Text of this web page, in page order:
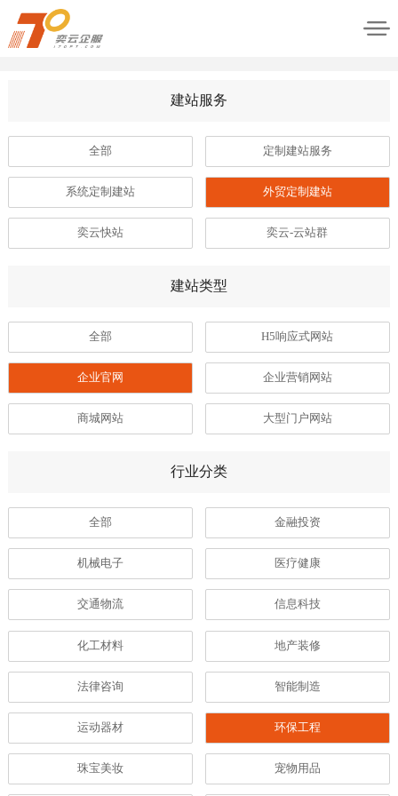
建站服务
全部 定制建站服务
系统定制建站 外贸定制建站
奕云快站 奕云-云站群
建站类型
全部 H5响应式网站
企业官网 企业营销网站
商城网站 大型门户网站
行业分类
全部 金融投资
机械电子 医疗健康
交通物流 信息科技
化工材料 地产装修
法律咨询 智能制造
运动器材 环保工程
珠宝美妆 宠物用品